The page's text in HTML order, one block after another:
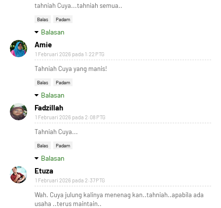
tahniah Cuya...tahniah semua..
Balas Padam
Balasan
Amie
1 Februari 2026 pada 1:22 PTG
Tahniah Cuya yang manis!
Balas Padam
Balasan
Fadzillah
1 Februari 2026 pada 2:08 PTG
Tahniah Cuya...
Balas Padam
Balasan
Etuza
1 Februari 2026 pada 2:37 PTG
Wah. Cuya julung kalinya menenag kan..tahniah..apabila ada
usaha ..terus maintain..